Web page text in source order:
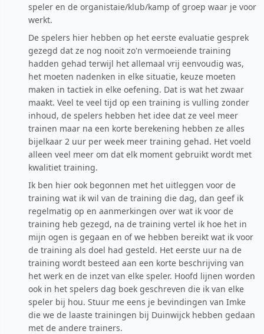
speler en de organistaie/klub/kamp of groep waar je voor
werkt.
De spelers hier hebben op het eerste evaluatie gesprek
gezegd dat ze nog nooit zo'n vermoeiende training
hadden gehad terwijl het allemaal vrij eenvoudig was,
het moeten nadenken in elke situatie, keuze moeten
maken in tactiek in elke oefening. Dat is wat het zwaar
maakt. Veel te veel tijd op een training is vulling zonder
inhoud, de spelers hebben het idee dat ze veel meer
trainen maar na een korte berekening hebben ze alles
bijelkaar 2 uur per week meer training gehad. Het voeld
alleen veel meer om dat elk moment gebruikt wordt met
kwalitiet training.
Ik ben hier ook begonnen met het uitleggen voor de
training wat ik wil van de training die dag, dan geef ik
regelmatig op en aanmerkingen over wat ik voor de
training heb gezegd, na de training vertel ik hoe het in
mijn ogen is gegaan en of we hebben bereikt wat ik voor
de training als doel had gesteld. Het eerste uur na de
training wordt besteed aan een korte beschrijving van
het werk en de inzet van elke speler. Hoofd lijnen worden
ook in het spelers dag boek geschreven die ik van elke
speler bij hou. Stuur me eens je bevindingen van Imke
die we de laaste trainingen bij Duinwijck hebben gedaan
met de andere trainers.